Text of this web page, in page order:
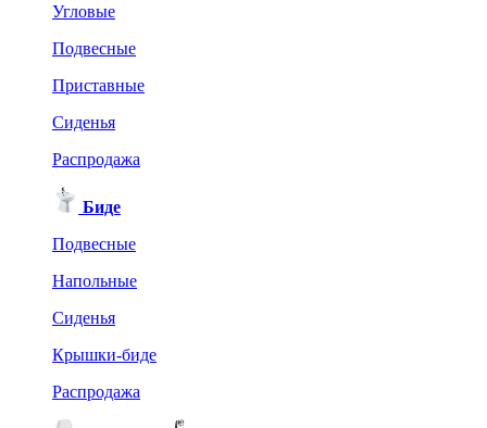
Угловые
Подвесные
Приставные
Сиденья
Распродажа
Биде
Подвесные
Напольные
Сиденья
Крышки-биде
Распродажа